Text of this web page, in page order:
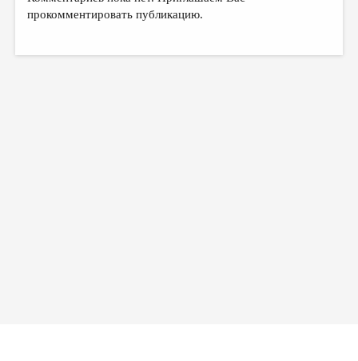
МАЛАЯ ПРОЗА
прокомментировать публикацию.